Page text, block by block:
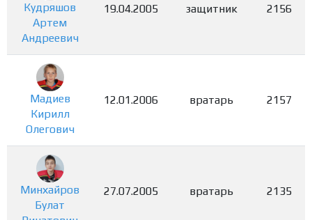
Кудряшов
Артем
Андреевич
19.04.2005 защитник 2156
Мадиев
Кирилл
Олегович
12.01.2006 вратарь 2157
Минхайров
Булат
27.07.2005 вратарь 2135